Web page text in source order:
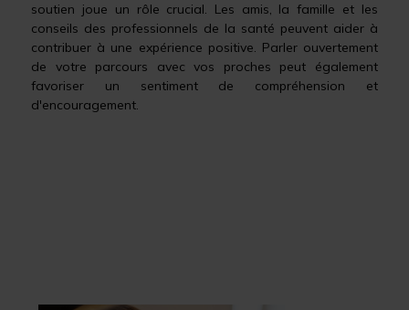
soutien joue un rôle crucial. Les amis, la famille et les
conseils des professionnels de la santé peuvent aider à
contribuer à une expérience positive. Parler ouvertement
de votre parcours avec vos proches peut également
favoriser un sentiment de compréhension et
d'encouragement.